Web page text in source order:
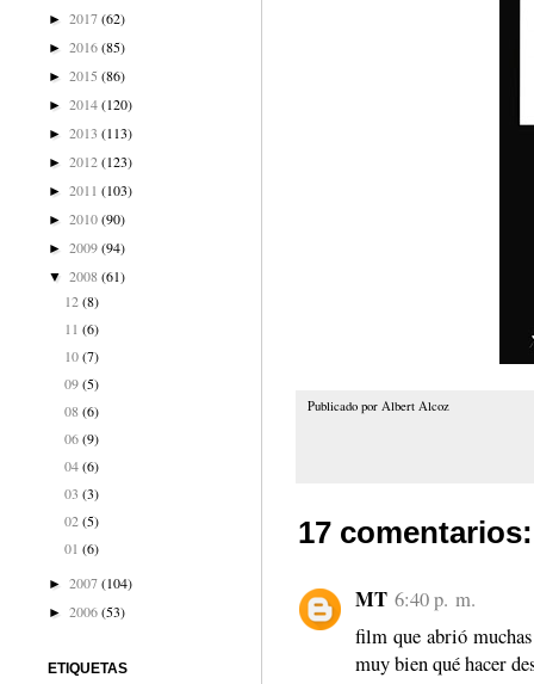
Publicado por Albert Alcoz
17 comentarios:
MT 6:40 p. m.
film que abrió
muy bien qué hacer
► 2017(62)
► 2016(85)
► 2015 (86)
► 2014(120)
► 2013 (113)
► 2012(123)
► 2011 (103)
► 2010(90)
► 2009(94)
▼ 2008(61)
12 (8)
11 (6)
10 (7)
09 (5)
08 (6)
06 (9)
04 (6)
03 (3)
02 (5)
01 (6)
► 2007(104)
► 2006(53)
ETIQUETAS